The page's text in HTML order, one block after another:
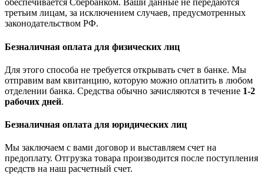
обеспечивается Сбербанком. Ваши данные не передаются
третьим лицам, за исключением случаев, предусмотренных
законодательством РФ.
Безналичная оплата для физических лиц
Для этого способа не требуется открывать счет в банке. Мы
отправим вам квитанцию, которую можно оплатить в любом
отделении банка. Средства обычно зачисляются в течение 1-2
рабочих дней.
Безналичная оплата для юридических лиц
Мы заключаем с вами договор и выставляем счет на
предоплату. Отгрузка товара производится после поступления
средств на наш расчетный счет.